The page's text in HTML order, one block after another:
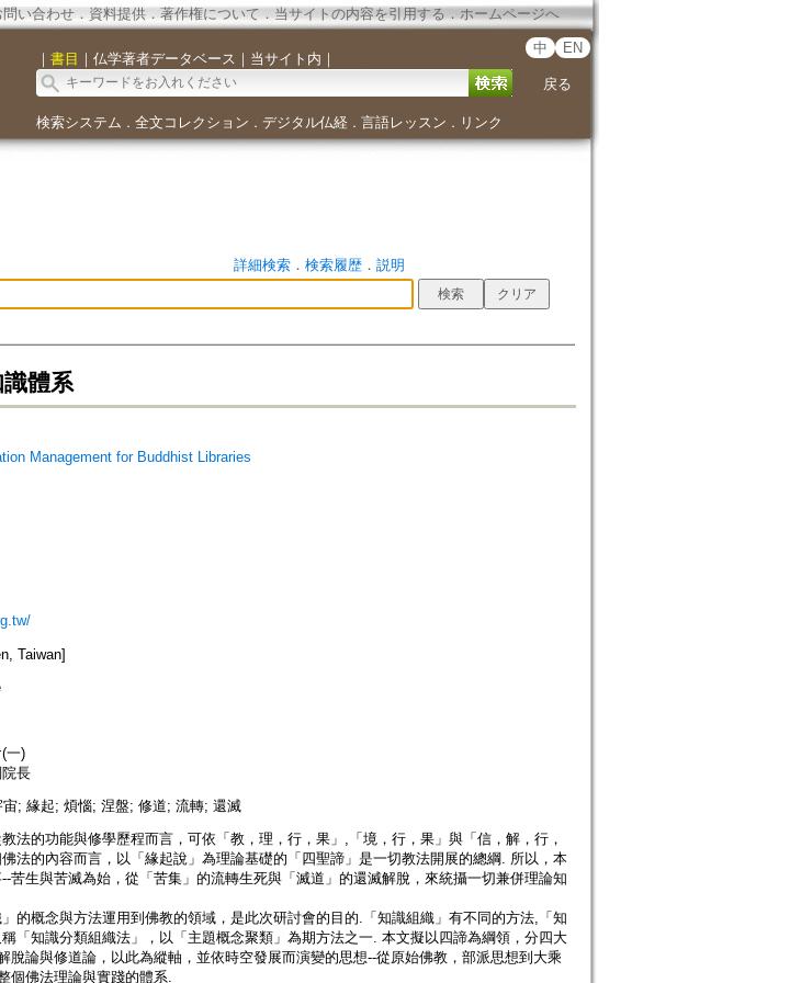
問い合わせ． 資料提供． 著作権について．当サイトの内容を引用する ． ホームページへ
｜ 書目 ｜ 仏学著者データベース ｜ 当サイト内 ｜
中 EN
戻る
検索システム ． 全文コレクション ． デジタル仏経． 言語レッスン ． リンク
詳細検索． 検索履歴． 説明
體系
Management for Buddhist Libraries
Taiwan]
一)
長
; 緣起; 煩惱; 涅盤; 修道; 流轉; 還滅
法的功能與修學歷程而言，可依「教，理，行，果」,「境，行，果」與「信，解，行，
法的內容而言，以「緣起說」為理論基礎的「四聖諦」是一切教法開展的總綱. 所以，本
苦生與苦滅為始，從「苦集」的流轉生死與「滅道」的還滅解脫，來統攝一切兼併理論知
的概念與方法運用到佛教的領域，是此次研討會的目的.「知識組織」有不同的方法,「知
「知識分類組織法」，以「主題概念聚類」為期方法之一. 本文擬以四諦為綱領，分四大
脫論與修道論，以此為縱軸，並依時空發展而演變的思想--從原始佛教，部派思想到大乘
個佛法理論與實踐的體系.